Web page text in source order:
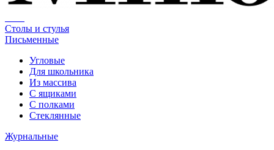
Столы и стулья
Письменные
Угловые
Для школьника
Из массива
С ящиками
С полками
Стеклянные
Журнальные